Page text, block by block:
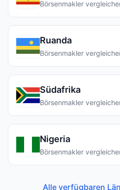
Börsenmakler
Ruanda
Börsenmakler
Südafrika
Börsenmakler
Nigeria
Börsenmakler
Alle verfügbaren